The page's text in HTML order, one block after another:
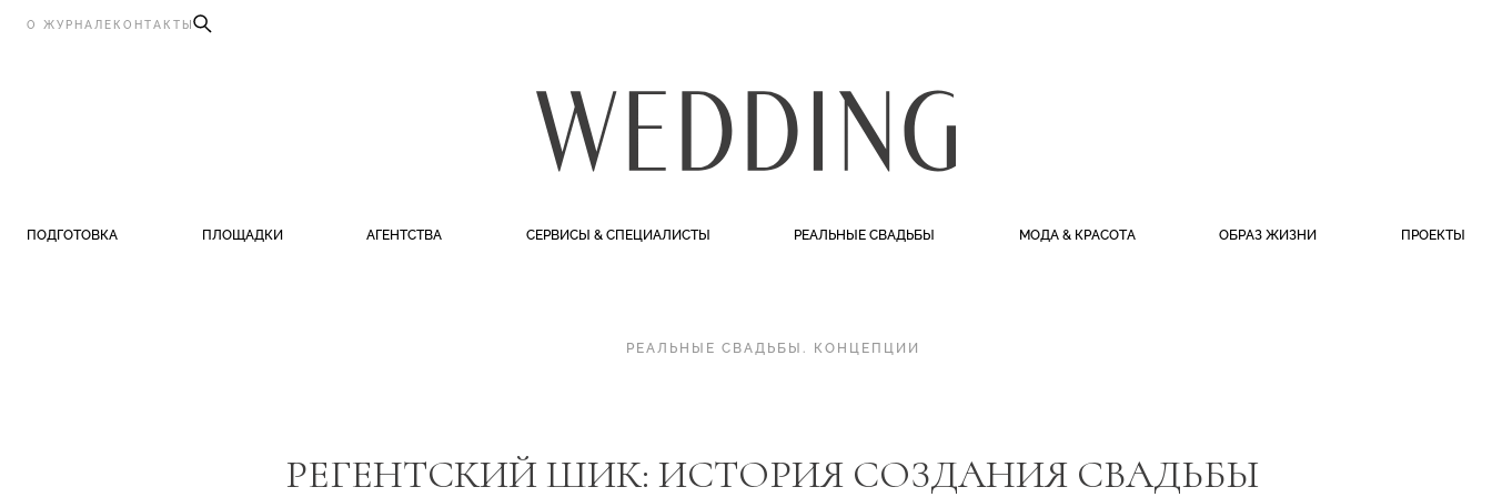
О ЖУРНАЛЕ КОНТАКТЫ
ПОДГОТОВКА ПЛОЩАДКИ АГЕНТСТВА СЕРВИСЫ & СПЕЦИАЛИСТЫ РЕАЛЬНЫЕ СВАДЬБЫ МОДА & КРАСОТА ОБРАЗ ЖИЗНИ ПРОЕКТЫ
РЕАЛЬНЫЕ СВАДЬБЫ . КОНЦЕПЦИИ
РЕГЕНТСКИЙ ШИК: ИСТОРИЯ СОЗДАНИЯ СВАДЬБЫ